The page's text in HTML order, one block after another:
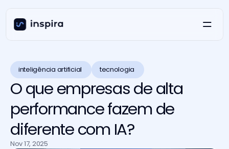
inteligência artificial tecnologia
O que empresas de alta
performance fazem de
diferente com IA?
Nov 17, 2025